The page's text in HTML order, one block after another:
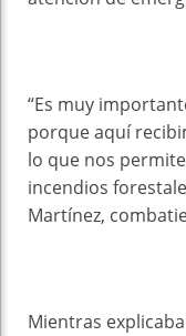
“Es muy
porque aquí
lo que nos
incendios
Martínez,
Mientras